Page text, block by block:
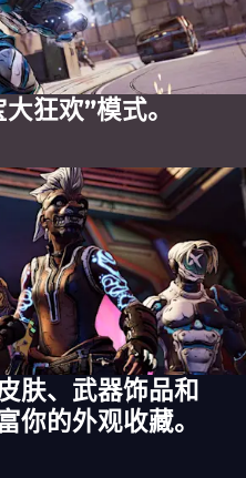
狂欢”模式。
肤、武器饰品和
你的外观收藏。